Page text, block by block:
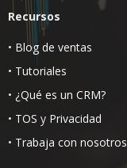
Recursos
• Blog de ventas
• Tutoriales
• ¿Qué es un CRM?
• TOS y Privacidad
• Trabaja con nosotros